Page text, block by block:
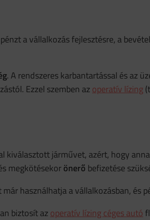
a vállalkozás fejlesztésre, a
. A rendszeres karbantartással és az
Ezzel szemben azoperatív lízing
kiválasztott járművet, azért, hogy
megkötésekorönerő befizetése
használhatja a vállalkozásban, és
biztosít azoperatív lízing céges autó